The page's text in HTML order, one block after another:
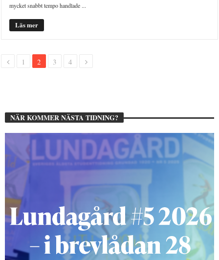
mycket snabbt tempo handlade ...
Läs mer
1 2 3 4
NÄR KOMMER NÄSTA TIDNING?